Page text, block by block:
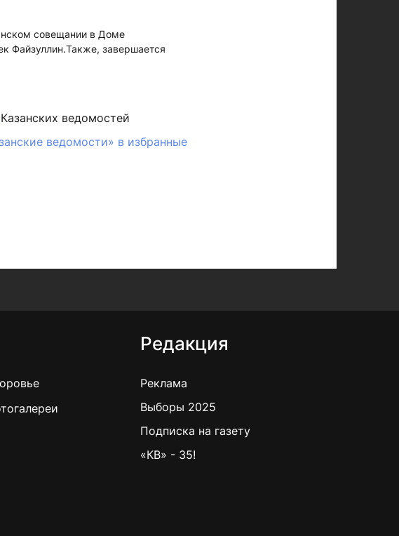
совещании в Доме
Файзуллин.Также, завершается
Казанских ведомостей
ведомости» в избранные
Редакция
Реклама
Выборы 2025
Подписка на газету
«КВ» - 35!